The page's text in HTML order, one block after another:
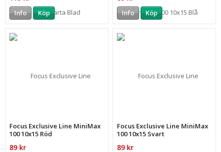
Info Köp Info Köp
Focus Exclusive Line MiniMax
100 10x15 Röd
89 kr
Focus Exclusive Line MiniMax
100 10x15 Svart
89 kr